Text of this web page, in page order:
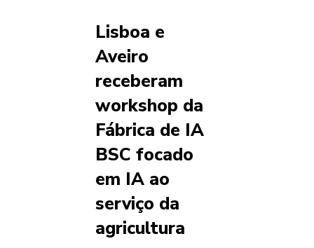
Lisboa e
Aveiro
receberam
workshop da
Fábrica de IA
BSC focado
em IA ao
serviço da
agricultura